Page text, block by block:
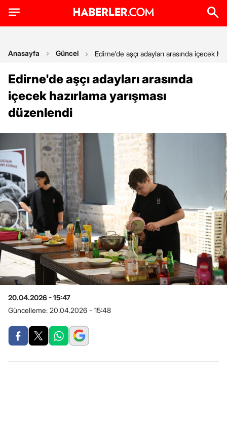
Anasayfa Güncel Edirne'de aşçı adayları arasında içecek
Edirne'de aşçı adayları arasında
içecek hazırlama yarışması
düzenlendi
20.04.2026 - 15:47
Güncelleme: 20.04.2026 - 15:48